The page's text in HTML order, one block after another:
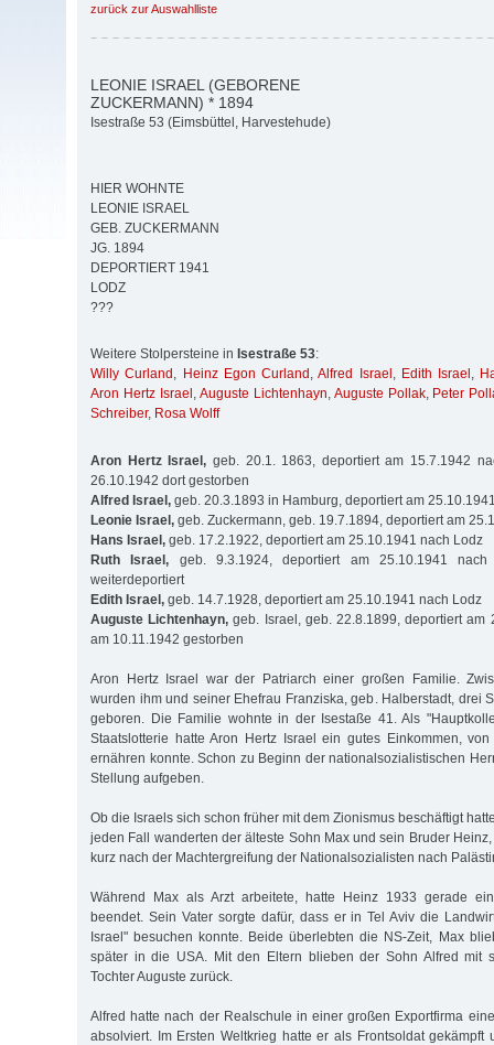
zurück zur Auswahlliste
LEONIE ISRAEL (GEBORENE
ZUCKERMANN) * 1894
Isestraße 53 (Eimsbüttel, Harvestehude)
HIER WOHNTE
LEONIE ISRAEL
GEB. ZUCKERMANN
JG. 1894
DEPORTIERT 1941
LODZ
???
Weitere Stolpersteine in Isestraße 53:
Willy Curland , Heinz Egon Curland ,Alfred Israel , Edith Israel ,
Aron Hertz Israel , Auguste Lichtenhayn, Auguste Pollak, Peter
Schreiber, Rosa Wolff
Aron Hertz Israel, geb. 20.1. 1863, deportiert am 15.7.1942
26.10.1942 dort gestorben
Alfred Israel, geb. 20.3.1893 in Hamburg, deportiert am
Leonie Israel, geb. Zuckermann, geb. 19.7.1894, deportiert am
Hans Israel, geb. 17.2.1922, deportiert am 25.10.1941 nach Lodz
Ruth Israel, geb. 9.3.1924, deportiert am 25.10.1941
weiterdeportiert
Edith Israel, geb. 14.7.1928, deportiert am 25.10.1941 nach Lodz
Auguste Lichtenhayn, geb. Israel, geb. 22.8.1899, deportiert am
am 10.11.1942 gestorben
Aron Hertz Israel war der Patriarch einer großen Familie.
wurden ihm und seiner Ehefrau Franziska, geb. Halberstadt, drei
geboren. Die Familie wohnte in der Isestaße 41. Als
Staatslotterie hatte Aron Hertz Israel ein gutes Einkommen,
ernähren konnte. Schon zu Beginn der nationalsozialistischen
Stellung aufgeben.
Ob die Israels sich schon früher mit dem Zionismus beschäftigt
jeden Fall wanderten der älteste Sohn Max und sein Bruder
kurz nach der Machtergreifung der Nationalsozialisten nach
Während Max als Arzt arbeitete, hatte Heinz 1933 gerade
beendet. Sein Vater sorgte dafür, dass er in Tel Aviv die
Israel" besuchen konnte. Beide überlebten die NS-Zeit, Max
später in die USA. Mit den Eltern blieben der Sohn Alfred mit
Tochter Auguste zurück.
Alfred hatte nach der Realschule in einer großen Exportfirma
absolviert. Im Ersten Weltkrieg hatte er als Frontsoldat gekämpft